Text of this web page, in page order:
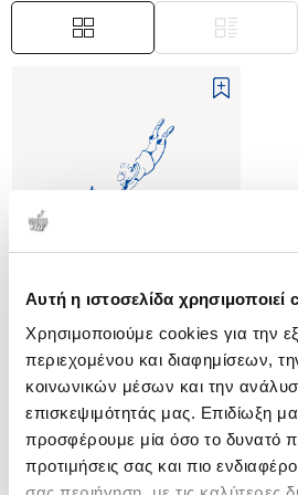
Αυτή η ιστοσελίδα χρησιμοποιεί
Χρησιμοποιούμε cookies για την
περιεχομένου και διαφημίσεων,
κοινωνικών μέσων και την
επισκεψιμότητάς μας. Επιδίωξη
προσφέρουμε μία όσο το δυνατό
προτιμήσεις σας και πιο
Εξαντλημένο
(0)
(H/B) OXFORD ENGLISH
REFERENCE DICTIONARY
PEARSALL JUDY
Κωδ. Πολιτείας:3145-0013